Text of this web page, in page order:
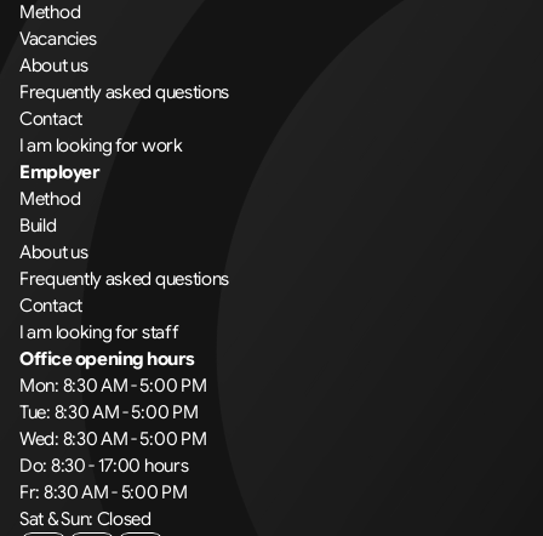
Method
Vacancies
About us
Frequently asked questions
Contact
I am looking for work
Employer
Method
Build
About us
Frequently asked questions
Contact
I am looking for staff
Office opening hours
Mon: 8:30 AM - 5:00 PM
Tue: 8:30 AM - 5:00 PM
Wed: 8:30 AM - 5:00 PM
Do: 8:30 - 17:00 hours
Fr: 8:30 AM - 5:00 PM
Sat & Sun: Closed